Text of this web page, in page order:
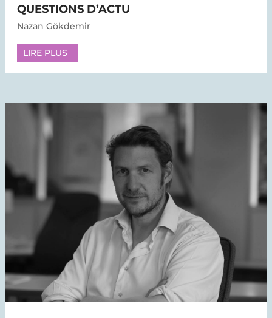
QUESTIONS D’ACTU
Nazan Gökdemir
LIRE PLUS